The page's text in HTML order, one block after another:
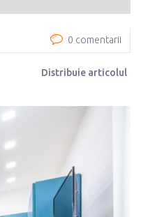
0 comentarii
Distribuie articolul